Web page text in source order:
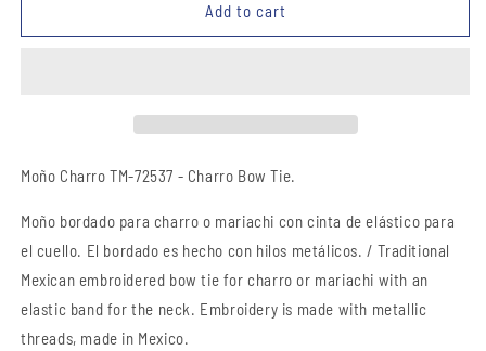
Charro
Tie
Charro
Tie
Add to cart
Moño Charro TM-72537 - Charro Bow Tie.
Moño bordado para charro o mariachi con cinta de elástico para
el cuello. El bordado es hecho con hilos metálicos. / Traditional
Mexican embroidered bow tie for charro or mariachi with an
elastic band for the neck. Embroidery is made with metallic
threads, made in Mexico.